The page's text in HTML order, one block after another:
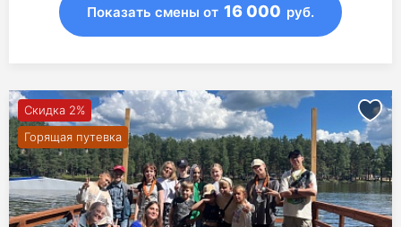
Показать смены от 16 000 руб.
Скидка 2%
Горящая путевка